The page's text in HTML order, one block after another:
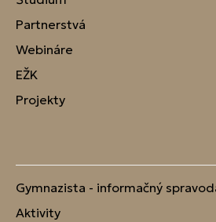
Partnerstvá
Webináre
EŽK
Projekty
Gymnazista - informačný
Aktivity